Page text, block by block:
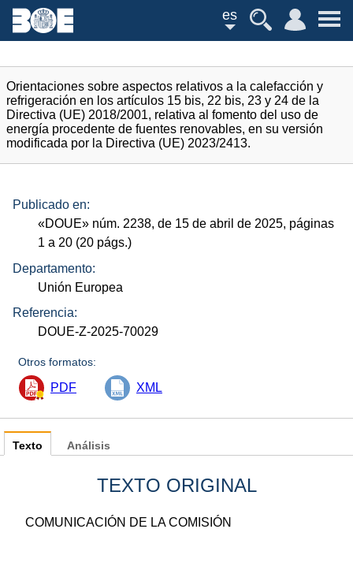
es
Orientaciones sobre aspectos relativos a la calefacción y
refrigeración en los artículos 15 bis, 22 bis, 23 y 24 de la
Directiva (UE) 2018/2001, relativa al fomento del uso de
energía procedente de fuentes renovables, en su versión
modificada por la Directiva (UE) 2023/2413.
Publicado en:
«DOUE» núm. 2238, de 15 de abril de 2025, páginas
1 a 20 (20 págs.)
Departamento:
Unión Europea
Referencia:
DOUE-Z-2025-70029
Otros formatos:
PDF XML
Texto
TEXTO ORIGINAL
COMUNICACIÓN DE LA COMISIÓN
Análisis